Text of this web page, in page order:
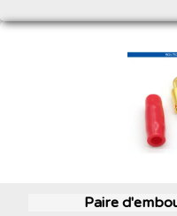
Paire